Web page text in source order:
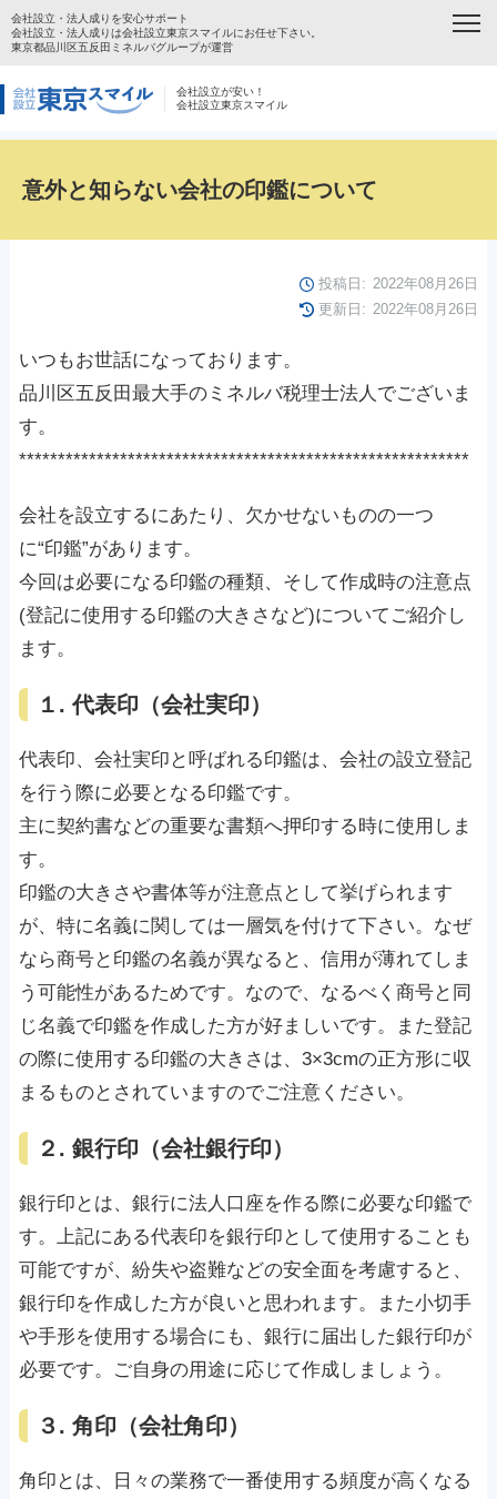
会社設立・法人成りを安心サポート
会社設立・法人成りは会社設立東京スマイルにお任せ下さい。
東京都品川区五反田ミネルバグループが運営
会社設立が安い！
会社設立東京スマイル
意外と知らない会社の印鑑について
投稿日: 2022年08月26日
更新日: 2022年08月26日
いつもお世話になっております。
品川区五反田最大手のミネルバ税理士法人でございま
す。
**********************************************************
会社を設立するにあたり、欠かせないものの一つ
に“印鑑”があります。
今回は必要になる印鑑の種類、そして作成時の注意点
(登記に使用する印鑑の大きさなど)についてご紹介し
ます。
１. 代表印（会社実印）
代表印、会社実印と呼ばれる印鑑は、会社の設立登記
を行う際に必要となる印鑑です。
主に契約書などの重要な書類へ押印する時に使用しま
す。
印鑑の大きさや書体等が注意点として挙げられます
が、特に名義に関しては一層気を付けて下さい。なぜ
なら商号と印鑑の名義が異なると、信用が薄れてしま
う可能性があるためです。なので、なるべく商号と同
じ名義で印鑑を作成した方が好ましいです。また登記
の際に使用する印鑑の大きさは、3×3cmの正方形に収
まるものとされていますのでご注意ください。
２. 銀行印（会社銀行印）
銀行印とは、銀行に法人口座を作る際に必要な印鑑で
す。上記にある代表印を銀行印として使用することも
可能ですが、紛失や盗難などの安全面を考慮すると、
銀行印を作成した方が良いと思われます。また小切手
や手形を使用する場合にも、銀行に届出した銀行印が
必要です。ご自身の用途に応じて作成しましょう。
３. 角印（会社角印）
角印とは、日々の業務で一番使用する頻度が高くなる